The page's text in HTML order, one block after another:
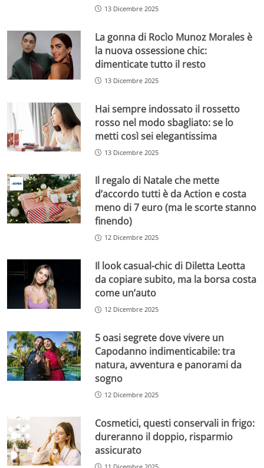
13 Dicembre 2025
La gonna di Rocìo Munoz Morales è
la nuova ossessione chic:
dimenticate tutto il resto
13 Dicembre 2025
Hai sempre indossato il rossetto
rosso nel modo sbagliato: se lo
metti così sei elegantissima
13 Dicembre 2025
Il regalo di Natale che mette
d’accordo tutti è da Action e costa
meno di 7 euro (ma le scorte stanno
finendo)
12 Dicembre 2025
Il look casual-chic di Diletta Leotta
da copiare subito, ma la borsa costa
come un’auto
12 Dicembre 2025
5 oasi segrete dove vivere un
Capodanno indimenticabile: tra
natura, avventura e panorami da
sogno
12 Dicembre 2025
Cosmetici, questi conservali in frigo:
dureranno il doppio, risparmio
assicurato